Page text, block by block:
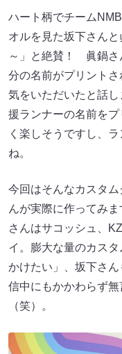
ハート柄でチーム
オルを見た坂下さん
～」と絶賛！ 眞鍋さ
分の名前がプリント
気をいただいたと話
援ランナーの名前を
く楽しそうですし、
ね。
今回はそんなカスタ
んが実際に作ってみ
さんはサコッシュ、
イ。膨大な量のカス
かけたい」、坂下さ
信中にもかかわらず
（笑）。